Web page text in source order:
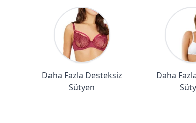
Daha Fazla Desteksiz
Sütyen
Daha